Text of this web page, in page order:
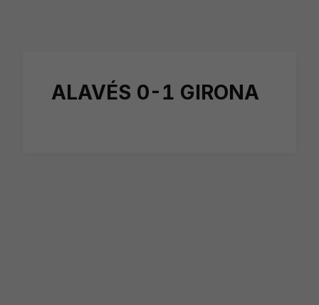
ALAVÉS 0-1 GIRONA